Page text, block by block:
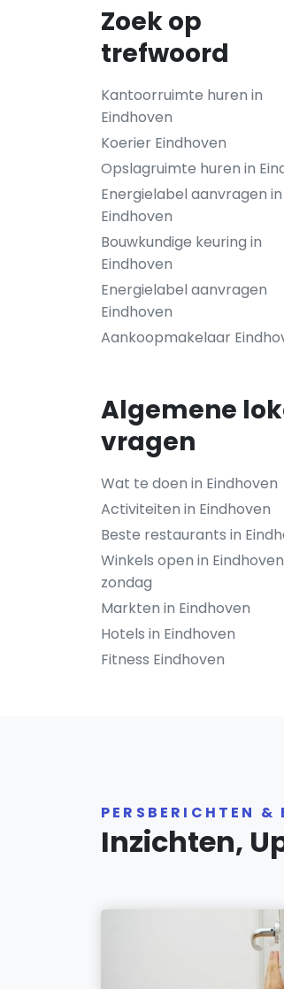
Zoek op
trefwoord
Kantoorruimte huren in
Eindhoven
Koerier Eindhoven
Opslagruimte huren in
Energielabel aanvragen in
Eindhoven
Bouwkundige keuring in
Eindhoven
Energielabel aanvragen
Eindhoven
Aankoopmakelaar
Algemene
vragen
Wat te doen in Eindhoven
Activiteiten in Eindhoven
Beste restaurants in
Winkels open in
zondag
Markten in Eindhoven
Hotels in Eindhoven
Fitness Eindhoven
PERSBERICHTEN &
Inzichten,